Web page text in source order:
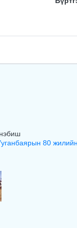
80 жилийн